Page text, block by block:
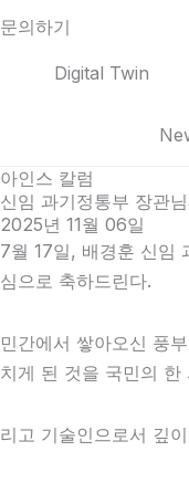
문의하기
Digital Twin
아인스 칼럼
신임 과기정통부 장관
2025년 11월 06일
7월 17일, 배경훈 신임
심으로 축하드린다.
민간에서 쌓아오신 풍
치게 된 것을 국민의 한
리고 기술인으로서 깊